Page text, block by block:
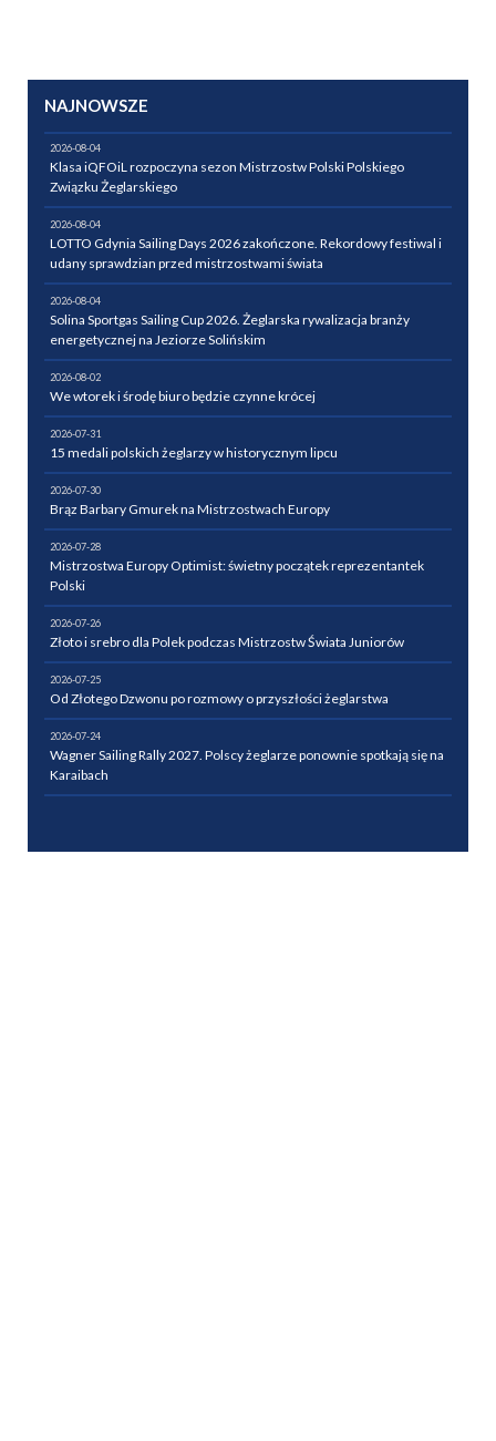
NAJNOWSZE
2026-08-04
Klasa iQFOiL rozpoczyna sezon Mistrzostw Polski Polskiego
Związku Żeglarskiego
2026-08-04
LOTTO Gdynia Sailing Days 2026 zakończone. Rekordowy festiwal i
udany sprawdzian przed mistrzostwami świata
2026-08-04
Solina Sportgas Sailing Cup 2026. Żeglarska rywalizacja branży
energetycznej na Jeziorze Solińskim
2026-08-02
We wtorek i środę biuro będzie czynne krócej
2026-07-31
15 medali polskich żeglarzy w historycznym lipcu
2026-07-30
Brąz Barbary Gmurek na Mistrzostwach Europy
2026-07-28
Mistrzostwa Europy Optimist: świetny początek reprezentantek
Polski
2026-07-26
Złoto i srebro dla Polek podczas Mistrzostw Świata Juniorów
2026-07-25
Od Złotego Dzwonu po rozmowy o przyszłości żeglarstwa
2026-07-24
Wagner Sailing Rally 2027. Polscy żeglarze ponownie spotkają się na
Karaibach